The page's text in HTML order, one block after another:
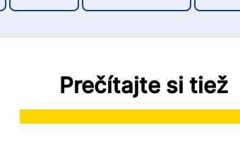
Prečítajte si tiež